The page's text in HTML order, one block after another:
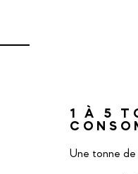
1 À 5
Une tonne